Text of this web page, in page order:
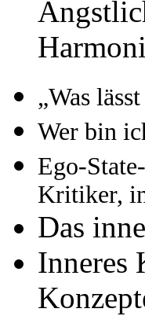
„Was
Wer bin
Ego-
Kritiker,
Das
Inneres